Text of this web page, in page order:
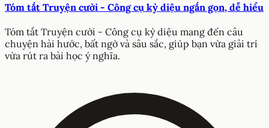
Tóm tắt Truyện cười - Công cụ kỳ diệu ngắn gọn, dễ hiểu
Tóm tắt Truyện cười - Công cụ kỳ diệu mang đến câu
chuyện hài hước, bất ngờ và sâu sắc, giúp bạn vừa giải trí
vừa rút ra bài học ý nghĩa.